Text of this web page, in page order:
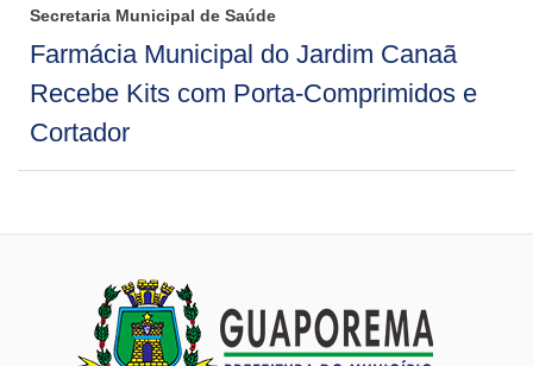
Secretaria Municipal de Saúde
Farmácia Municipal do Jardim Canaã
Recebe Kits com Porta-Comprimidos e
Cortador